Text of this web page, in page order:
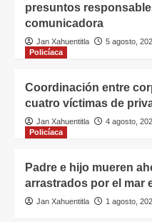
presuntos
comunicadora
Jan Xahuentitla
5 agosto,
Policíaca
Coordinación entre
cuatro víctimas de
Jan Xahuentitla
4 agosto,
Policíaca
Padre e hijo mueren
arrastrados por el mar
Jan Xahuentitla 1 agosto,